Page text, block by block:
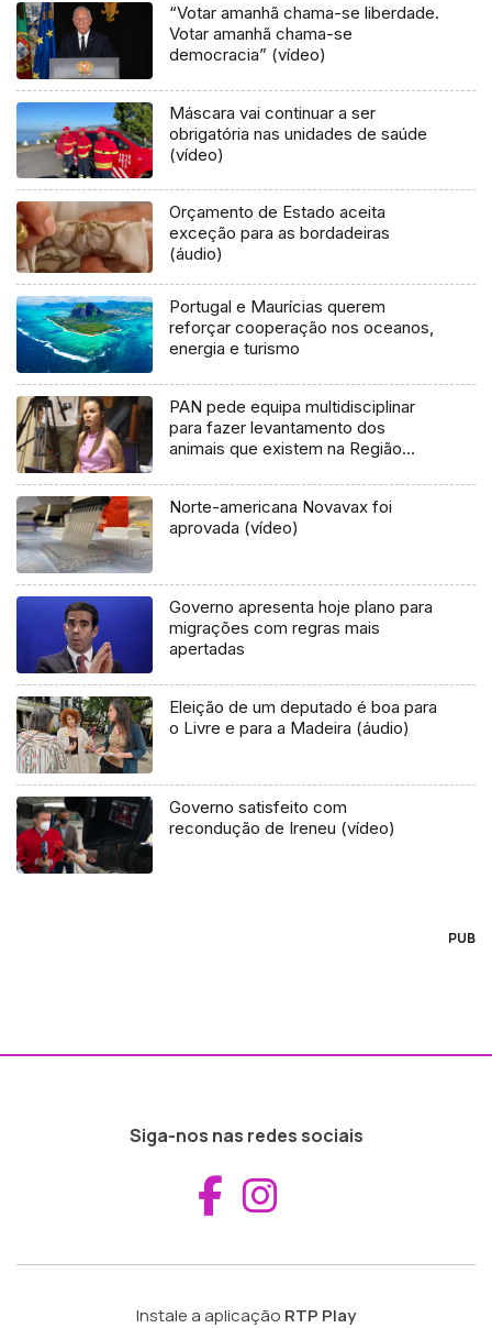
“Votar amanhã chama-se liberdade.
Votar amanhã chama-se
democracia” (vídeo)
Máscara vai continuar a ser
obrigatória nas unidades de saúde
(vídeo)
Orçamento de Estado aceita
exceção para as bordadeiras
(áudio)
Portugal e Maurícias querem
reforçar cooperação nos oceanos,
energia e turismo
PAN pede equipa multidisciplinar
para fazer levantamento dos
animais que existem na Região
Norte-americana Novavax foi
aprovada (vídeo)
Governo apresenta hoje plano para
migrações com regras mais
apertadas
Eleição de um deputado é boa para
o Livre e para a Madeira (áudio)
Governo satisfeito com
recondução de Ireneu (vídeo)
PUB
Siga-nos nas redes sociais
Aceder ao
Instale a aplicação RTP Play